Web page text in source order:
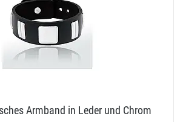
Armband in Leder und Chrom